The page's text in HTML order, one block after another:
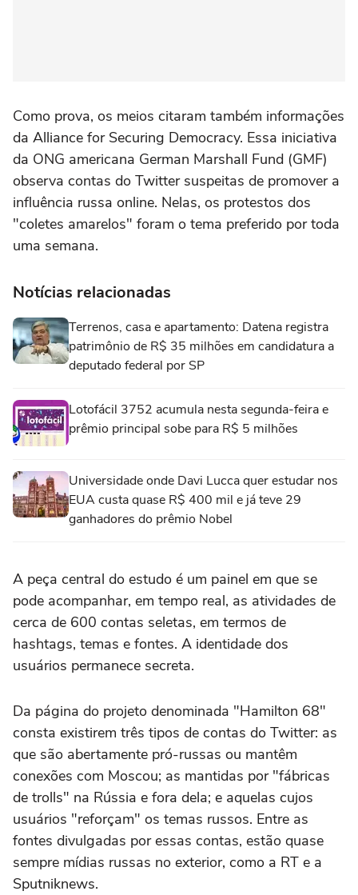
Como prova, os meios citaram também informações
da Alliance for Securing Democracy. Essa iniciativa
da ONG americana German Marshall Fund (GMF)
observa contas do Twitter suspeitas de promover a
influência russa online. Nelas, os protestos dos
"coletes amarelos" foram o tema preferido por toda
uma semana.
Notícias relacionadas
Terrenos, casa e apartamento: Datena registra
patrimônio de R$ 35 milhões em candidatura a
deputado federal por SP
Lotofácil 3752 acumula nesta segunda-feira e
prêmio principal sobe para R$ 5 milhões
Universidade onde Davi Lucca quer estudar nos
EUA custa quase R$ 400 mil e já teve 29
ganhadores do prêmio Nobel
A peça central do estudo é um painel em que se
pode acompanhar, em tempo real, as atividades de
cerca de 600 contas seletas, em termos de
hashtags, temas e fontes. A identidade dos
usuários permanece secreta.
Da página do projeto denominada "Hamilton 68"
consta existirem três tipos de contas do Twitter: as
que são abertamente pró-russas ou mantêm
conexões com Moscou; as mantidas por "fábricas
de trolls" na Rússia e fora dela; e aquelas cujos
usuários "reforçam" os temas russos. Entre as
fontes divulgadas por essas contas, estão quase
sempre mídias russas no exterior, como a RT e a
Sputniknews.